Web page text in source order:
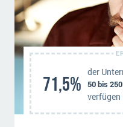
71,5%
der
verfügen